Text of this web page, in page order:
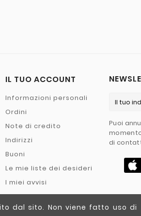
dal sito. Non viene fatto uso di
IL TUO ACCOUNT
Informazioni personali
Ordini
Note di credito
Indirizzi
Buoni
Le mie liste dei desideri
I miei avvisi
Puoi
di